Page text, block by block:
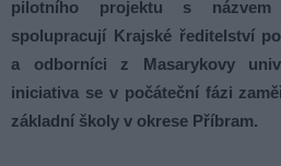
pilotního projektu s
spolupracují Krajské ředitelství
a odborníci z Masarykovy
iniciativa se v počáteční fázi
základní školy v okrese Příbram.